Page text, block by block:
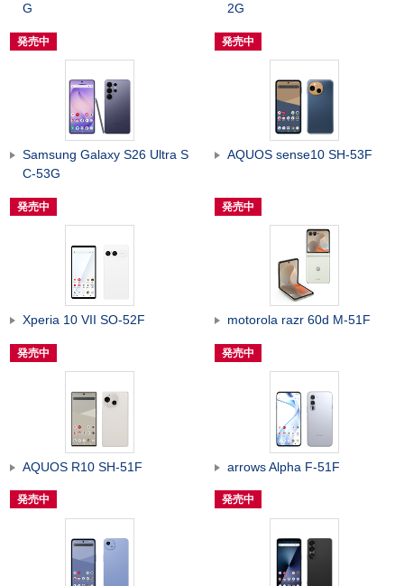
G
発売中
2G
発売中
Samsung Galaxy S26 Ultra S
C-53G
発売中
AQUOS sense10 SH-53F
発売中
Xperia 10 VII SO-52F
発売中
motorola razr 60d M-51F
発売中
AQUOS R10 SH-51F
発売中
arrows Alpha F-51F
発売中